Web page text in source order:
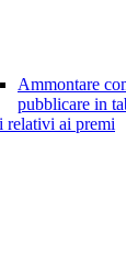
Ammontare
pubblicare in
relativi ai premi